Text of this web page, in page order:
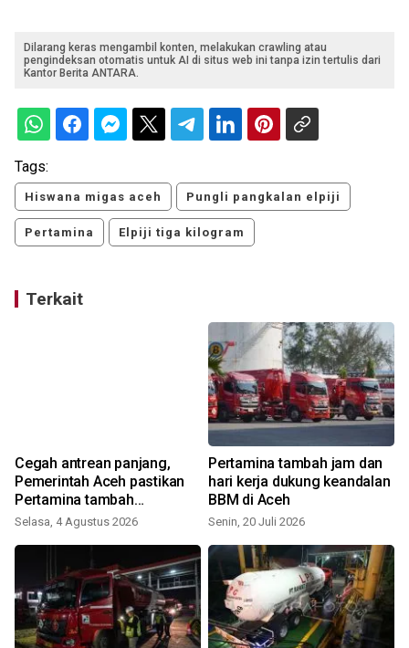
Dilarang keras mengambil konten, melakukan crawling atau
pengindeksan otomatis untuk AI di situs web ini tanpa izin tertulis dari
Kantor Berita ANTARA.
Tags:
Hiswana migas aceh Pungli pangkalan elpiji
Pertamina Elpiji tiga kilogram
Terkait
Cegah antrean panjang,
Pemerintah Aceh pastikan
Pertamina tambah
penyaluran BBM
Selasa, 4 Agustus 2026
Pertamina tambah jam dan
hari kerja dukung keandalan
BBM di Aceh
Senin, 20 Juli 2026